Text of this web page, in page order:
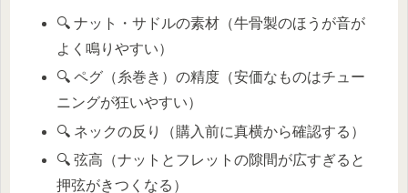
🔍 ナット・サドルの素材（牛骨製のほうが音が
よく鳴りやすい）
🔍 ペグ（糸巻き）の精度（安価なものはチュー
ニングが狂いやすい）
🔍 ネックの反り（購入前に真横から確認する）
🔍 弦高（ナットとフレットの隙間が広すぎると
押弦がきつくなる）